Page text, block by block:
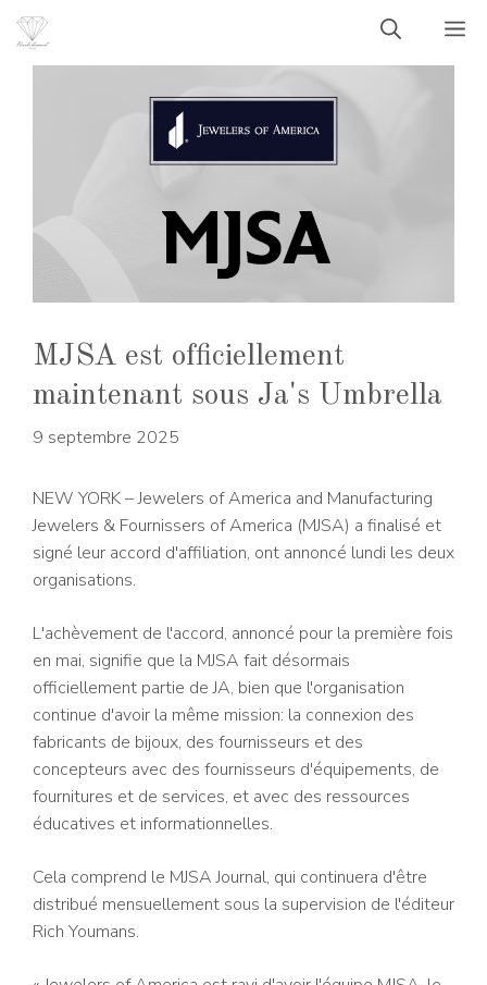
Aller
contenu
MJSA est officiellement
maintenant sous Ja's Umbrella
9 septembre 2025
NEW YORK – Jewelers of America and Manufacturing
Jewelers & Fournissers of America (MJSA) a finalisé et
signé leur accord d'affiliation, ont annoncé lundi les deux
organisations.
L'achèvement de l'accord, annoncé pour la première fois
en mai, signifie que la MJSA fait désormais
officiellement partie de JA, bien que l'organisation
continue d'avoir la même mission: la connexion des
fabricants de bijoux, des fournisseurs et des
concepteurs avec des fournisseurs d'équipements, de
fournitures et de services, et avec des ressources
éducatives et informationnelles.
Cela comprend le MJSA Journal, qui continuera d'être
distribué mensuellement sous la supervision de l'éditeur
Rich Youmans.